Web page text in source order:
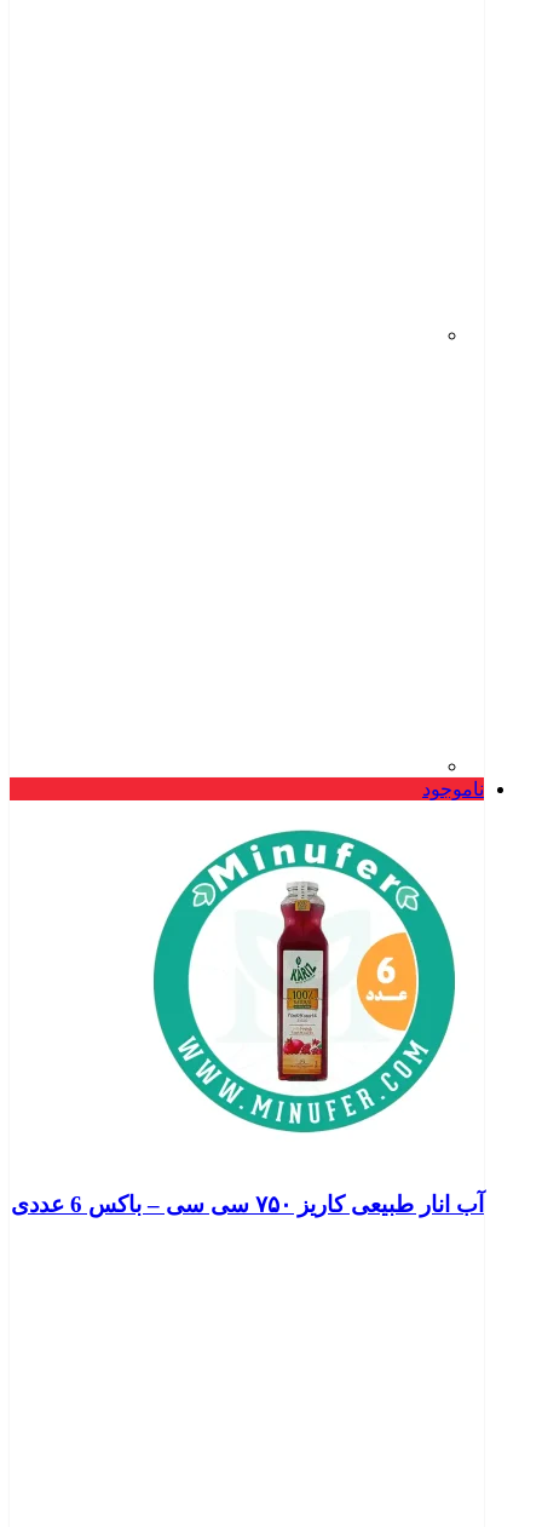
ناموجود
آب انار طبیعی کاریز ۷۵۰ سی سی – باکس 6 عددی